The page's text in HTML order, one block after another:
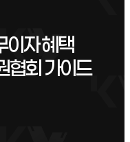
이자 혜택
협회 가이드